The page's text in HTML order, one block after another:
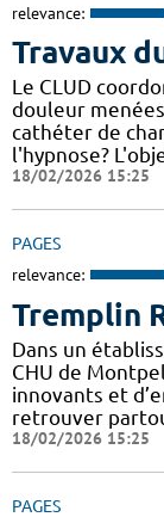
relevance:
Travaux
Le CLUD
douleur
cathéter de
l'hypnose?
18/02/2026 15:25
PAGES
relevance:
Tremplin
Dans un
CHU de
innovants et
retrouver
18/02/2026 15:25
PAGES